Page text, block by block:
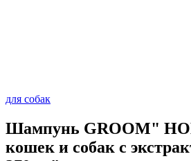
для собак
Шампунь GROOM"
кошек и собак с